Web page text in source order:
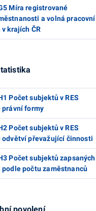
Míra registrované
a volná pracovní
krajích ČR
Počet subjektů v RES
právní formy
Počet subjektů v RES
odvětví převažující činnosti
Počet subjektů zapsaných
podle počtu zaměstnanců